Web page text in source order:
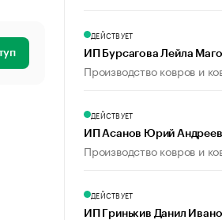
ДЕЙСТВУЕТ
ИП Бурсагова Лейла
Производство ковров и
ДЕЙСТВУЕТ
ИП Асанов Юрий
Производство ковров и
ДЕЙСТВУЕТ
ИП Гринькив Данил